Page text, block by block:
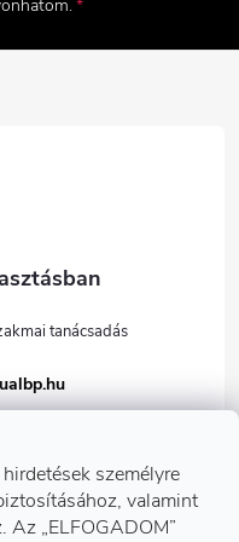
személyre
valamint
„ELFOGADOM”